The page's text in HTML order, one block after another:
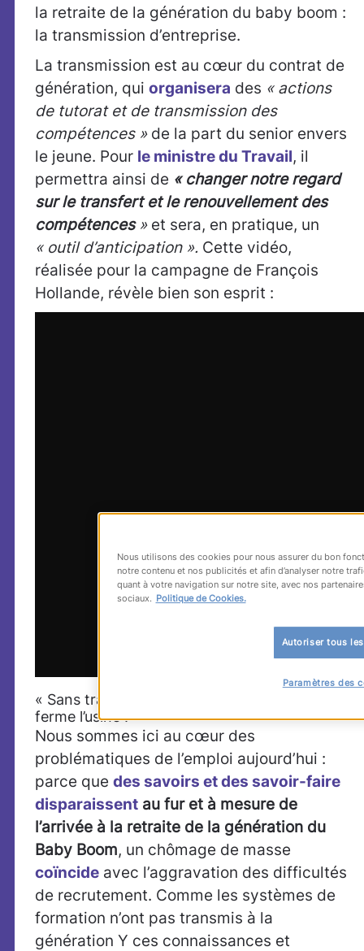
la retraite de la génération du baby boom :
la transmission d’entreprise.
La transmission est au cœur du contrat de
génération, qui organisera des « actions
de tutorat et de transmission des
compétences » de la part du senior envers
le jeune. Pour le ministre du Travail, il
permettra ainsi de «changer notre regard
sur le transfert et le renouvellement des
compétences »et sera, en pratique, un
« outil d’anticipation ». Cette vidéo,
réalisée pour la campagne de François
Hollande, révèle bien son esprit :
« Sans transmission des compétences, on
ferme l’usine ! »
Nous sommes ici au cœur des
problématiques de l’emploi aujourd’hui :
parce que des savoirs et des savoir-faire
disparaissent au fur et à mesure de
l’arrivée à la retraite de la génération du
Baby Boom, un chômage de masse
coïncide avec l’aggravation des difficultés
de recrutement. Comme les systèmes de
formation n’ont pas transmis à la
génération Y ces connaissances et
Nous utilisons des cookies pour nous assurer du bon
notre contenu et nos publicités et afin d’analyser notre
quant à votre navigation sur notre site, avec nos
sociaux. Politique de Cookies.
Autoriser tous
Paramètres des